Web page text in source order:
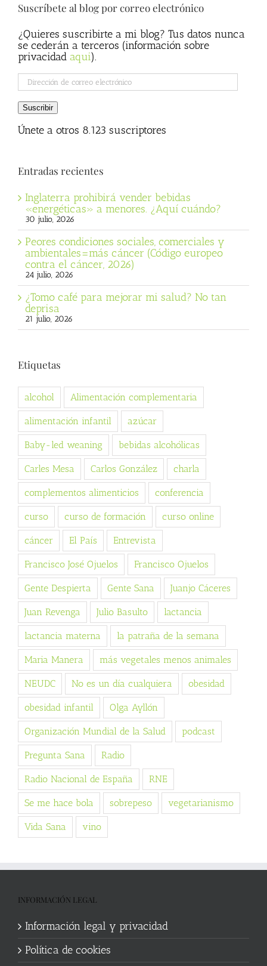
Suscríbete al blog por correo electrónico
¿Quieres suscribirte a mi blog? Tus datos nunca
se cederán a terceros (información sobre
privacidad aqui).
Dirección
de
correo
electrónico
Suscribir
Únete a otros 8.123 suscriptores
Entradas recientes
Inglaterra prohibirá vender bebidas
«energéticas» a menores. ¿Aquí cuándo?
30 julio, 2026
Peores condiciones sociales, comerciales y
ambientales=más cáncer (Código europeo
contra el cáncer, 2026)
24 julio, 2026
¿Tomo café para mejorar mi salud? No tan
deprisa
21 julio, 2026
Etiquetas
alcohol Alimentación complementaria
alimentación infantil azúcar
Baby-led weaning bebidas alcohólicas
Carles Mesa Carlos González charla
complementos alimenticios conferencia
curso curso de formación curso online
cáncer El País Entrevista
Francisco José Ojuelos Francisco Ojuelos
Gente Despierta Gente Sana Juanjo Cáceres
Juan Revenga Julio Basulto lactancia
lactancia materna la patraña de la semana
Maria Manera más vegetales menos animales
NEUDC No es un día cualquiera obesidad
obesidad infantil Olga Ayllón
Organización Mundial de la Salud podcast
Pregunta Sana Radio
Radio Nacional de España RNE
Se me hace bola sobrepeso vegetarianismo
Vida Sana vino
INFORMACIÓN LEGAL
Información legal y privacidad
Política de cookies